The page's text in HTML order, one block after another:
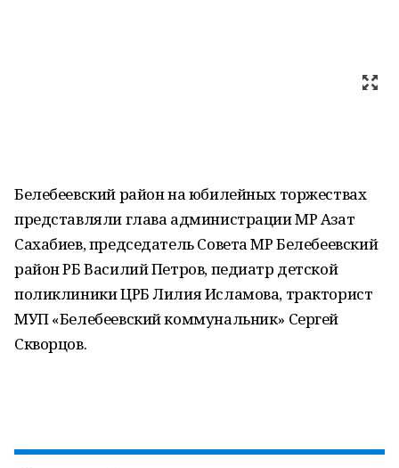
Белебеевский район на юбилейных торжествах
представляли глава администрации МР Азат
Сахабиев, председатель Совета МР Белебеевский
район РБ Василий Петров, педиатр детской
поликлиники ЦРБ Лилия Исламова, тракторист
МУП «Белебеевский коммунальник» Сергей
Скворцов.